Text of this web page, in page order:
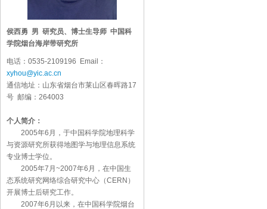
侯西勇 男 研究员、博士生导师 中国科
学院烟台海岸带研究所
电话：0535-2109196 Email：
xyhou@yic.ac.cn
通信地址：山东省烟台市莱山区春晖路17
号 邮编：264003
个人简介：
2005年6月，于中国科学院地理科学
与资源研究所获得地图学与地理信息系统
专业博士学位。
2005年7月~2007年6月，在中国生
态系统研究网络综合研究中心（CERN）
开展博士后研究工作。
2007年6月以来，在中国科学院烟台